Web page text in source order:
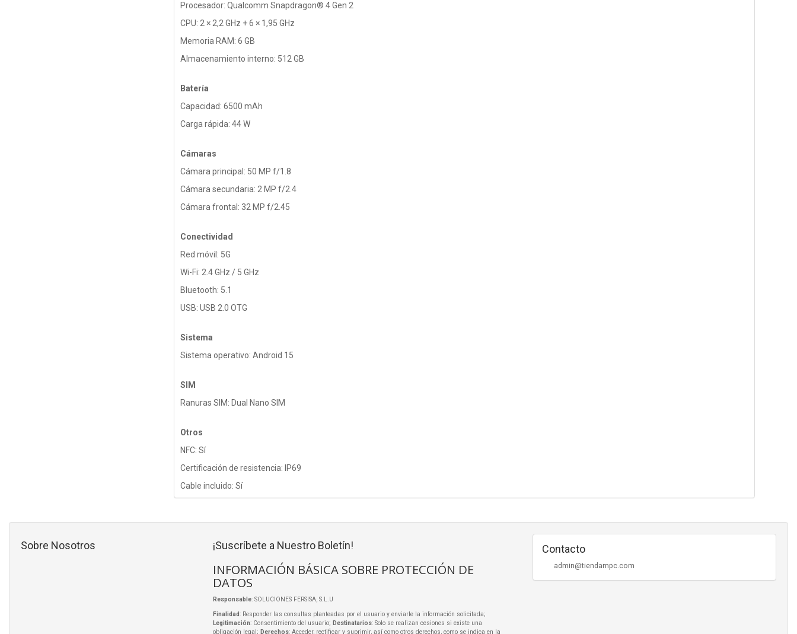
Procesador: Qualcomm Snapdragon® 4 Gen 2
CPU: 2 × 2,2 GHz + 6 × 1,95 GHz
Memoria RAM: 6 GB
Almacenamiento interno: 512 GB
Batería
Capacidad: 6500 mAh
Carga rápida: 44 W
Cámaras
Cámara principal: 50 MP f/1.8
Cámara secundaria: 2 MP f/2.4
Cámara frontal: 32 MP f/2.45
Conectividad
Red móvil: 5G
Wi-Fi: 2.4 GHz / 5 GHz
Bluetooth: 5.1
USB: USB 2.0 OTG
Sistema
Sistema operativo: Android 15
SIM
Ranuras SIM: Dual Nano SIM
Otros
NFC: Sí
Certificación de resistencia: IP69
Cable incluido: Sí
Sobre Nosotros ¡Suscríbete a Nuestro Boletín!
INFORMACIÓN BÁSICA SOBRE PROTECCIÓN DE
DATOS
Responsable: SOLUCIONES FERSISA, S.L.U
Finalidad: Responder las consultas planteadas por el usuario y enviarle la información solicitada;
Legitimación: Consentimiento del usuario; Destinatarios: Solo se realizan cesiones si existe una
obligación legal; Derechos: Acceder, rectificar y suprimir, así como otros derechos, como se indica en la
Contacto
admin@tiendampc.com